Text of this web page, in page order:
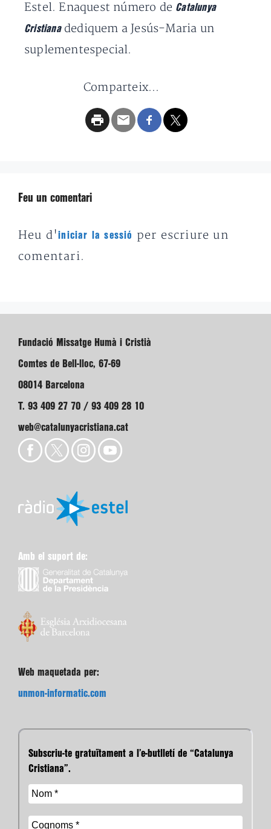
Estel. Enaquest número de Catalunya
Cristianadediquem a Jesús-Maria un
suplementespecial.
Comparteix...
Feu un comentari
Heu d'iniciar la sessió
per escriure un
comentari.
Fundació Missatge Humà i Cristià
Comtes de Bell-lloc, 67-69
08014 Barcelona
T. 93 409 27 70 / 93 409 28 10
web@catalunyacristiana.cat
Amb el suport de:
Web maquetada per:
unmon-informatic.com
Subscriu-te gratuïtament a l’e-butlletí de “Catalunya
Cristiana”.